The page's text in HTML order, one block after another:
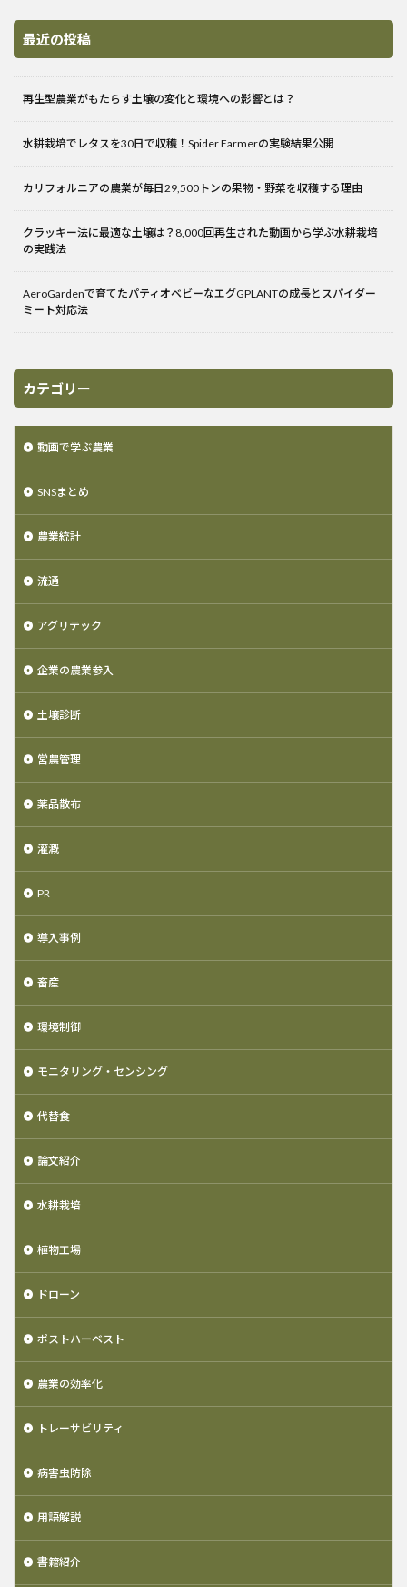
最近の投稿
再生型農業がもたらす土壌の変化と環境への影響とは？
水耕栽培でレタスを30日で収穫！Spider Farmerの実験結果公開
カリフォルニアの農業が毎日29,500トンの果物・野菜を収穫する理由
クラッキー法に最適な土壌は？8,000回再生された動画から学ぶ水耕栽培
の実践法
AeroGardenで育てたパティオベビーなエグGPLANTの成長とスパイダー
ミート対応法
カテゴリー
動画で学ぶ農業
SNSまとめ
農業統計
流通
アグリテック
企業の農業参入
土壌診断
営農管理
薬品散布
灌漑
PR
導入事例
畜産
環境制御
モニタリング・センシング
代替食
論文紹介
水耕栽培
植物工場
ドローン
ポストハーベスト
農業の効率化
トレーサビリティ
病害虫防除
用語解説
書籍紹介